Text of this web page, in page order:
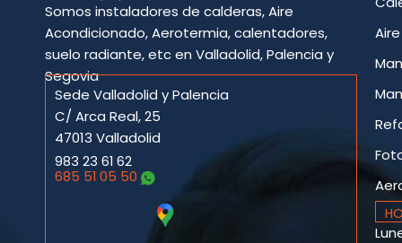
Somos instaladores de calderas, Aire
Acondicionado, Aerotermia, calentadores,
suelo radiante, etc en Valladolid, Palencia y
Segovia
Sede Valladolid y Palencia
C/ Arca Real, 25
47013 Valladolid
983 23 61 62
685 51 05 50